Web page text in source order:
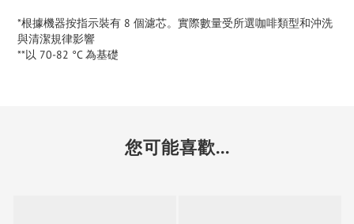
*根據機器按指示裝有 8 個濾芯。實際數量受所選咖啡類型和沖洗
與清潔規律影響
**以 70-82 °C 為基礎
您可能喜歡...